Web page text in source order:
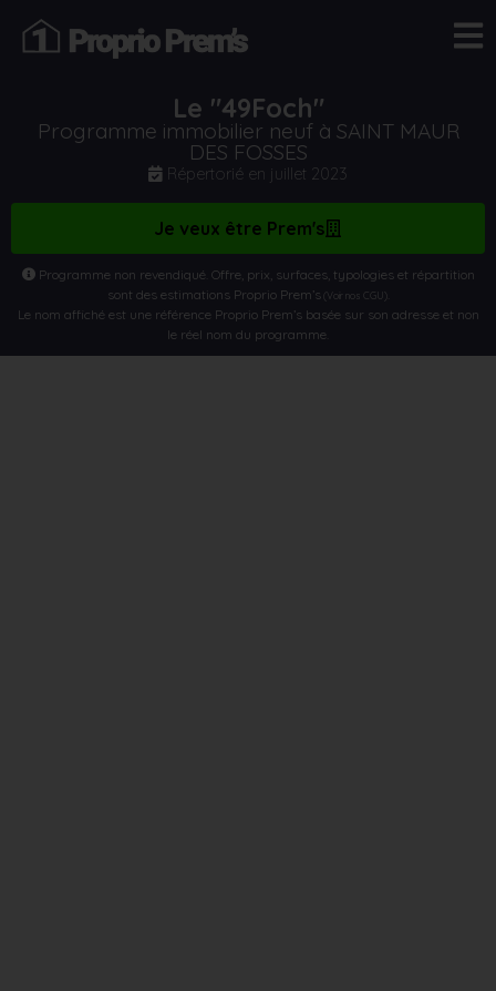
Le "49Foch"
Programme immobilier neuf à SAINT MAUR
DES FOSSES
Répertorié en juillet 2023
Je veux être Prem's
Programme non revendiqué. Offre, prix, surfaces, typologies et répartition
sont des estimations Proprio Prem’s(Voir nos CGU)
Le nom affiché est une référence Proprio Prem’s basée sur son adresse et non
le réel nom du programme.